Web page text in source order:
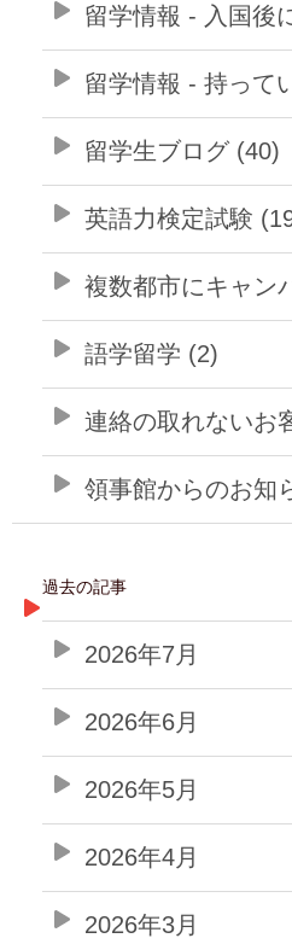
留学情報 - 入国後
留学情報 - 持って
留学生ブログ (40)
英語力検定試験
複数都市にキャ
語学留学 (2)
連絡の取れないお
領事館からのお知
過去の記事
2026年7月
2026年6月
2026年5月
2026年4月
2026年3月